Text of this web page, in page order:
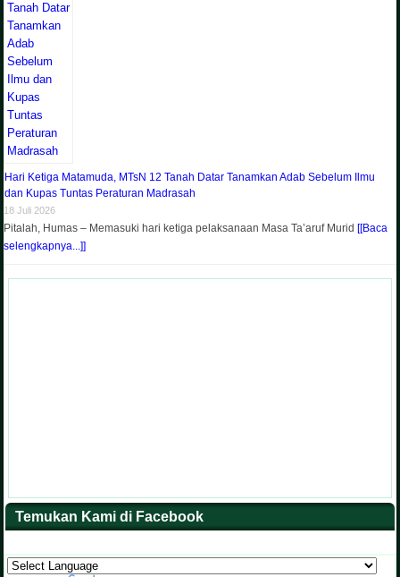
Hari Ketiga Matamuda, MTsN 12 Tanah Datar Tanamkan Adab Sebelum Ilmu
dan Kupas Tuntas Peraturan Madrasah
18 Juli 2026
Pitalah, Humas – Memasuki hari ketiga pelaksanaan Masa Ta’aruf Murid[[Baca
selengkapnya...]]
Temukan Kami di Facebook